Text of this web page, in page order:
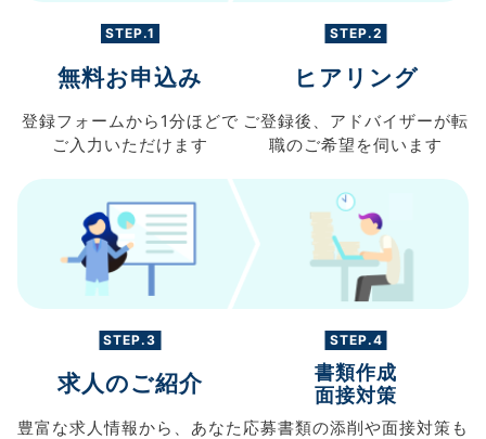
STEP.1
無料お申込み
登録フォームから 1分ほどで
ご入力 いただけます
STEP.2
ヒアリング
ご登録後、 アドバイザーが転
職のご希望を伺います
STEP.3
求人のご紹介
豊富な求人情報から、 あなた
STEP.4
書類作成
面接対策
応募書類の添削や面接対策も